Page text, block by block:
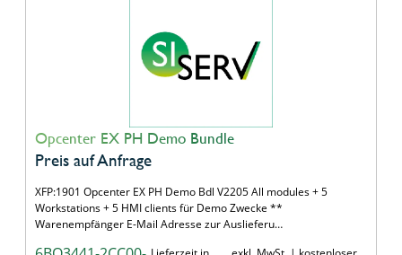
Opcenter EX PH Demo Bundle
Preis auf Anfrage
XFP:1901 Opcenter EX PH Demo Bdl V2205 All modules + 5
Workstations + 5 HMI clients für Demo Zwecke **
Warenempfänger E-Mail Adresse zur Auslieferu…